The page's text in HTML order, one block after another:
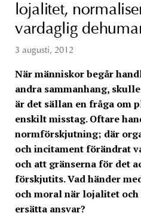
lojalitet,
vardaglig
3 augusti, 2012
När människor begår
andra sammanhang,
är det sällan en fråga om
enskilt misstag. Oftare
normförskjutning; där
och incitament förändrat
och att gränserna för det
förskjutits. Vad händer
och moral när lojalitet
ersätta ansvar?